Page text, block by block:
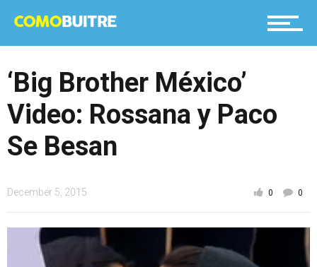
‘Big Brother México’
Video: Rossana y Paco
Se Besan
December 5, 2015 0 0